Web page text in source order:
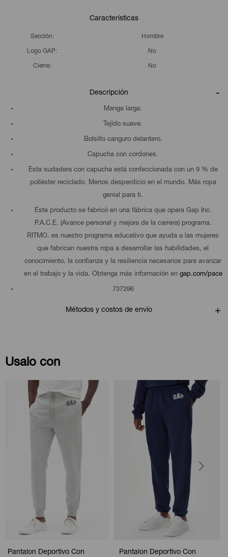
Características
Sección Hombre
Logo GAP No
Cierre No
Descripción
Manga larga.
Tejido suave.
Bolsillo canguro delantero.
Capucha con cordones.
Esta sudadera con capucha está confeccionada con un 9 % de
poliéster reciclado. Menos desperdicio en el mundo. Más ropa
genial para ti.
Este producto se fabricó en una fábrica que opera Gap Inc.
P.A.C.E. (Avance personal y mejora de la carrera) programa.
RITMO. es nuestro programa educativo que ayuda a las mujeres
que fabrican nuestra ropa a desarrollar las habilidades, el
conocimiento, la confianza y la resiliencia necesarios para avanzar
en el trabajo y la vida. Obtenga más información en gap.com/pace
737296
Métodos y costos de envío
Usalo con
Pantalon Deportivo Con
Pantalon Deportivo Con